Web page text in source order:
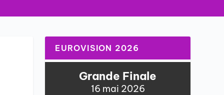
EUROVISION 2026
Grande Finale
16 mai 2026